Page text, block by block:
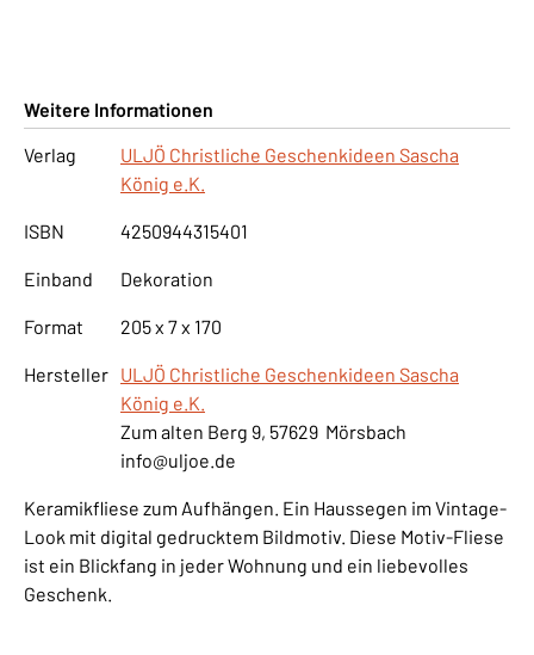
Weitere Informationen
Verlag
ULJÖ Christliche Geschenkideen Sascha
König e.K.
ISBN 4250944315401
Einband Dekoration
Format 205 x 7 x 170
Hersteller ULJÖ Christliche Geschenkideen Sascha
König e.K.
Zum alten Berg 9, 57629 Mörsbach
info@uljoe.de
Keramikfliese zum Aufhängen. Ein Haussegen im Vintage-
Look mit digital gedrucktem Bildmotiv. Diese Motiv-Fliese
ist ein Blickfang in jeder Wohnung und ein liebevolles
Geschenk.